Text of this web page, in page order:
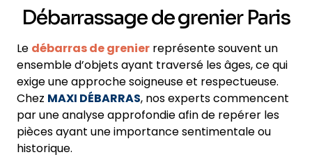
Débarrassage de grenier Paris
Le débarras de grenier représente souvent un
ensemble d’objets ayant traversé les âges, ce qui
exige une approche soigneuse et respectueuse.
Chez MAXI DÉBARRAS, nos experts commencent
par une analyse approfondie afin de repérer les
pièces ayant une importance sentimentale ou
historique.